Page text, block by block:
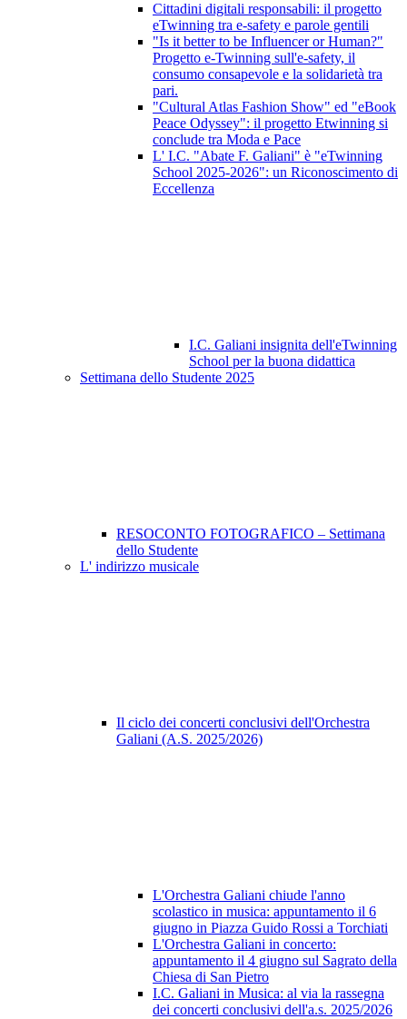
Cittadini digitali responsabili: il progetto
eTwinning tra e-safety e parole gentili
"Is it better to be Influencer or Human?"
Progetto e-Twinning sull'e-safety, il
consumo consapevole e la solidarietà tra
pari.
"Cultural Atlas Fashion Show" ed "eBook
Peace Odyssey": il progetto Etwinning si
conclude tra Moda e Pace
L' I.C. "Abate F. Galiani" è "eTwinning
School 2025-2026": un Riconoscimento di
Eccellenza
I.C. Galiani insignita dell'eTwinning
School per la buona didattica
Settimana dello Studente 2025
RESOCONTO FOTOGRAFICO – Settimana
dello Studente
L' indirizzo musicale
Il ciclo dei concerti conclusivi dell'Orchestra
Galiani (A.S. 2025/2026)
L'Orchestra Galiani chiude l'anno
scolastico in musica: appuntamento il 6
giugno in Piazza Guido Rossi a Torchiati
L'Orchestra Galiani in concerto:
appuntamento il 4 giugno sul Sagrato della
Chiesa di San Pietro
I.C. Galiani in Musica: al via la rassegna
dei concerti conclusivi dell'a.s. 2025/2026